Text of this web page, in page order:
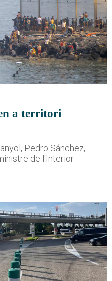
a territori
Pedro Sánchez,
de l'Interior